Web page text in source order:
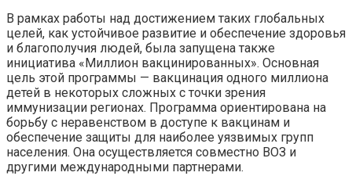
В рамках работы над достижением таких глобальных
целей, как устойчивое развитие и обеспечение здоровья
и благополучия людей, была запущена также
инициатива «Миллион вакцинированных». Основная
цель этой программы — вакцинация одного миллиона
детей в некоторых сложных с точки зрения
иммунизации регионах. Программа ориентирована на
борьбу с неравенством в доступе к вакцинам и
обеспечение защиты для наиболее уязвимых групп
населения. Она осуществляется совместно ВОЗ и
другими международными партнерами.